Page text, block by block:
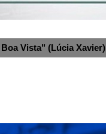
Vista" (Lúcia Xavier)